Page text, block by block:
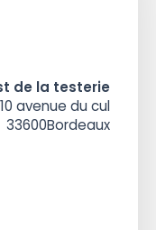
de la testerie
10 avenue du cul
33600Bordeaux